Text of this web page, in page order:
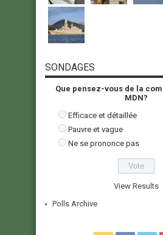
SONDAGES
Que pensez-vous de la
MDN?
Efficace et détaillée
Pauvre et vague
Ne se prononce pas
View Results
Polls Archive